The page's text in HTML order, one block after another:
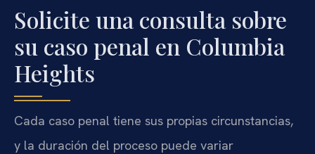
Solicite una consulta sobre
su caso penal en Columbia
Heights
Cada caso penal tiene sus propias circunstancias,
y la duración del proceso puede variar